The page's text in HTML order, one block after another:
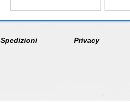
Spedizioni Privacy